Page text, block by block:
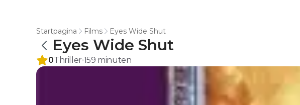
Startpagina Films Eyes Wide Shut
Eyes Wide Shut
0Thriller 159 minuten